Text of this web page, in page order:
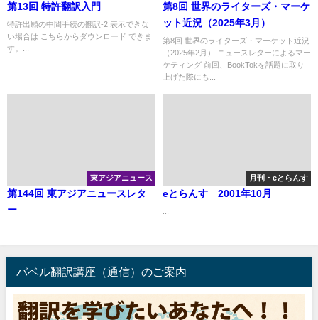
第13回 特許翻訳入門
特許出願の中間手続の翻訳-2 表示できな
い場合は こちらからダウンロード できま
す。...
第8回 世界のライターズ・マーケ
ット近況（2025年3月）
第8回 世界のライターズ・マーケット近況
（2025年2月） ニュースレターによるマー
ケティング 前回、BookTokを話題に取り
上げた際にも...
東アジアニュース
第144回 東アジアニュースレタ
ー
月刊・eとらんす
eとらんす 2001年10月
バベル翻訳講座（通信）のご案内